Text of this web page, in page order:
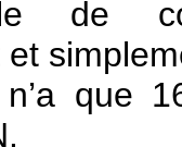
de
n’a que